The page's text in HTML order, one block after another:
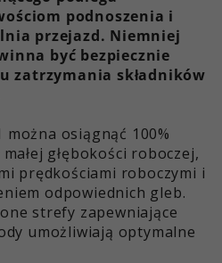
podnoszenia i
przejazd. Niemniej
być bezpiecznie
zatrzymania składników
można osiągnąć 100%
głębokości roboczej,
prędkościami roboczymi i
odpowiednich gleb.
strefy zapewniające
umożliwiają optymalne
jeśli operator witryny
unikalnych
uzyskiwania statusu sesji.